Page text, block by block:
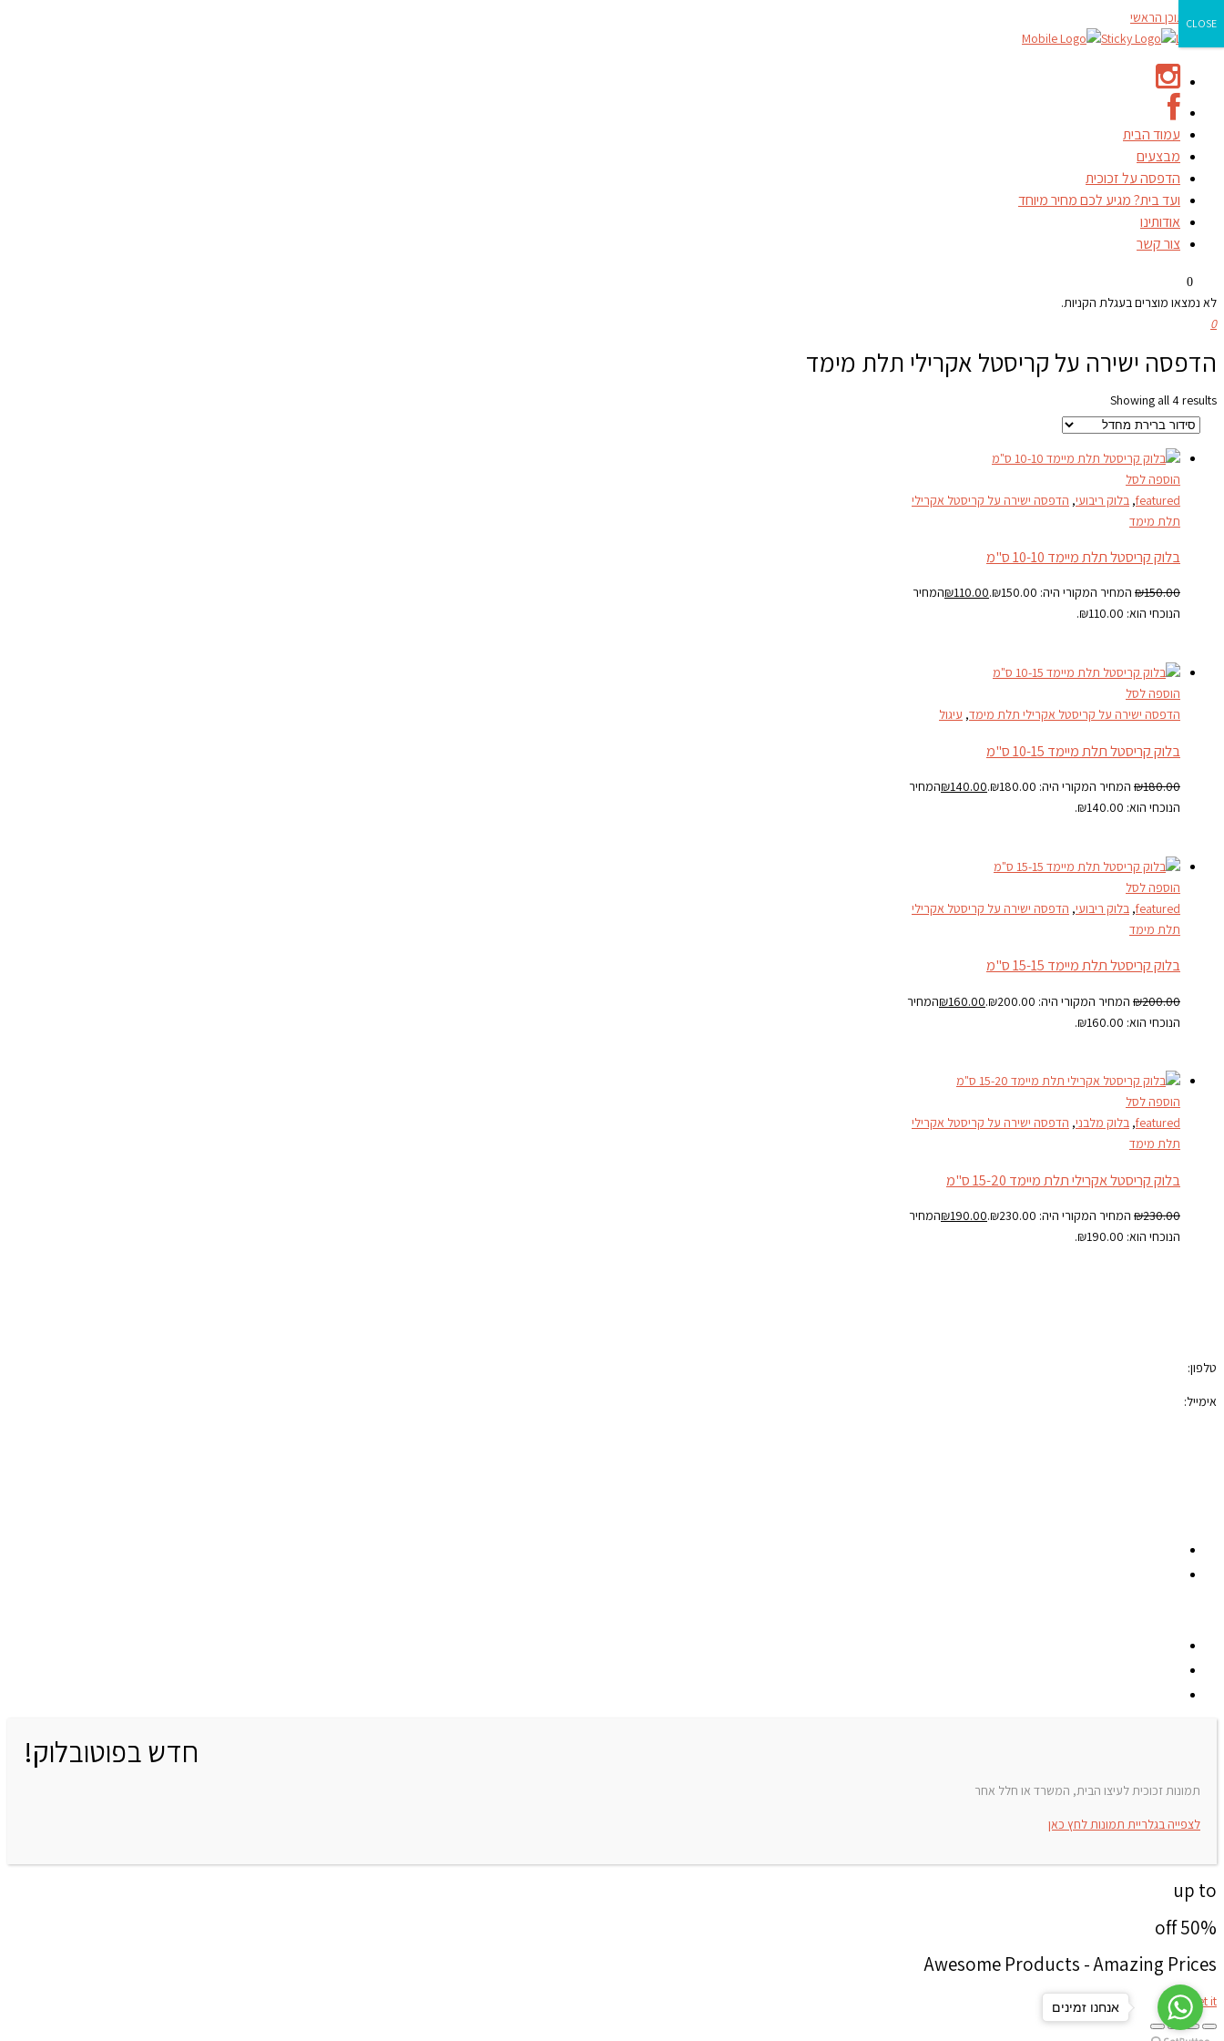
דילוג לתוכן הראשי
עמוד הבית
מבצעים
הדפסה על זכוכית
ועד בית? מגיע לכם מחיר מיוחד
אודותינו
צור קשר
0
לא נמצאו מוצרים בעגלת הקניות.
0
הדפסה ישירה על קריסטל אקרילי תלת מימד
Showing all 4 results
הוספה לסל
featured
, בלוק ריבועי, הדפסה ישירה על קריסטל אקרילי
תלת מימד
בלוק קריסטל תלת מיימד 10-10 ס"מ
₪150.00 המחיר המקורי היה: ₪150.00. ₪110.00
המחיר
הנוכחי הוא: ₪110.00.
הוספה לסל
הדפסה ישירה על קריסטל אקרילי תלת מימד, עיגול
בלוק קריסטל תלת מיימד 10-15 ס"מ
₪180.00 המחיר המקורי היה: ₪180.00. ₪140.00
המחיר
הנוכחי הוא: ₪140.00.
הוספה לסל
featured
, בלוק ריבועי, הדפסה ישירה על קריסטל אקרילי
תלת מימד
בלוק קריסטל תלת מיימד 15-15 ס"מ
₪200.00 המחיר המקורי היה: ₪200.00. ₪160.00
המחיר
הנוכחי הוא: ₪160.00.
הוספה לסל
featured
, בלוק מלבני, הדפסה ישירה על קריסטל אקרילי
תלת מימד
בלוק קריסטל אקרילי תלת מיימד 15-20 ס"מ
₪230.00 המחיר המקורי היה: ₪230.00. ₪190.00
המחיר
הנוכחי הוא: ₪190.00.
טלפון:
אימייל:
חדש בפוטובלוק!
תמונות זכוכית לעיצו הבית, המשרד או חלל אחר
לצפייה בגלריית תמונות לחץ כאן
CLOSE
up to
50% off
Awesome Products - Amazing Prices
get it אנחנו זמינים